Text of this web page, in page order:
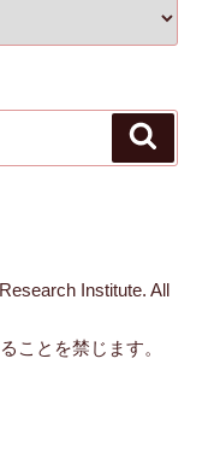
Institute. All
ことを禁じます。